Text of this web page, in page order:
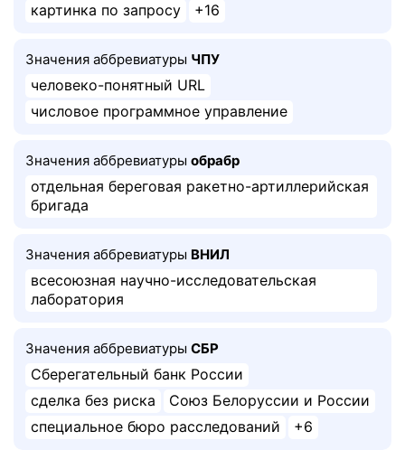
картинка по запросу
+16
Значения аббревиатуры ЧПУ
человеко-понятный URL
числовое программное управление
Значения аббревиатуры обрабр
отдельная береговая ракетно-артиллерийская
бригада
Значения аббревиатуры ВНИЛ
всесоюзная научно-исследовательская
лаборатория
Значения аббревиатуры СБР
Сберегательный банк России
сделка без риска
Союз Белоруссии и России
специальное бюро расследований
+6